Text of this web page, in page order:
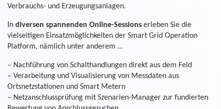
Verbrauchs- und Erzeugungsanlagen.
In diversen spannenden Online-Sessions erleben Sie die
vielseitigen Einsatzmöglichkeiten der Smart Grid Operation
Platform, nämlich unter anderem …
– Nachführung von Schalthandlungen direkt aus dem Feld
– Verarbeitung und Visualisierung von Messdaten aus
Ortsnetzstationen und Smart Metern
– Netzanschlussprüfung mit Szenarien-Manager zur fundierten